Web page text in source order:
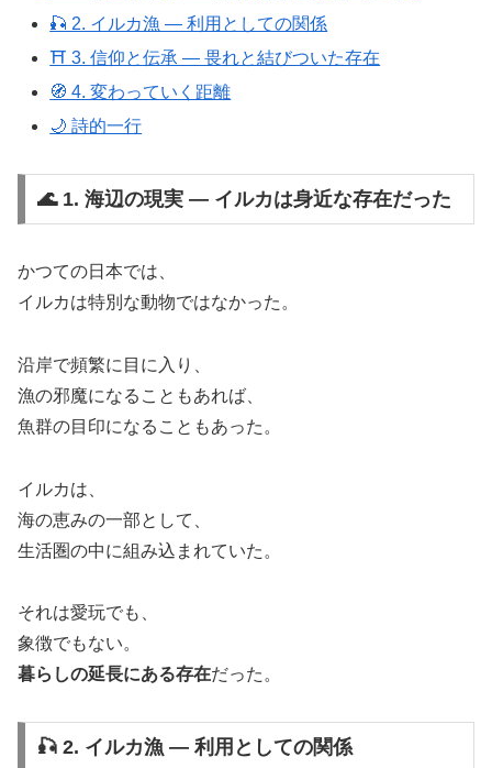
🎣 2. イルカ漁 ― 利用としての関係
⛩️ 3. 信仰と伝承 ― 畏れと結びついた存在
🧭 4. 変わっていく距離
🌙 詩的一行
🌊 1. 海辺の現実 ― イルカは身近な存在だった
かつての日本では、
イルカは特別な動物ではなかった。
沿岸で頻繁に目に入り、
漁の邪魔になることもあれば、
魚群の目印になることもあった。
イルカは、
海の恵みの一部として、
生活圏の中に組み込まれていた。
それは愛玩でも、
象徴でもない。
暮らしの延長にある存在だった。
🎣 2. イルカ漁 ― 利用としての関係